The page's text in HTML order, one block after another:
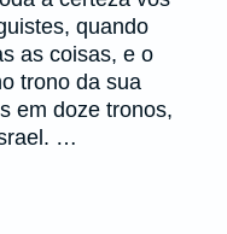
quando
as coisas, e o
trono da sua
em doze tronos,
…